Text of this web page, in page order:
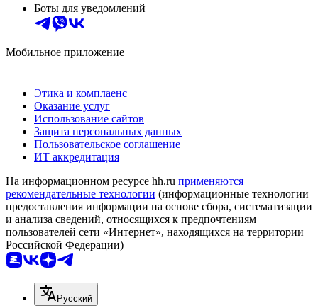
Боты для уведомлений
Мобильное приложение
Этика и комплаенс
Оказание услуг
Использование сайтов
Защита персональных данных
Пользовательское соглашение
ИТ аккредитация
На информационном ресурсе hh.ru применяются
рекомендательные технологии (информационные технологии
предоставления информации на основе сбора, систематизации
и анализа сведений, относящихся к предпочтениям
пользователей сети «Интернет», находящихся на территории
Российской Федерации)
Русский